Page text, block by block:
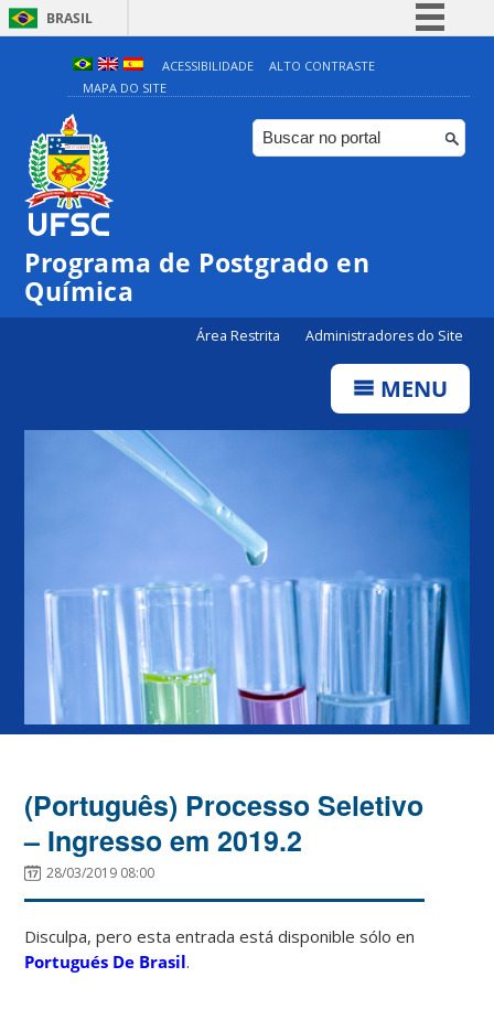
BRASIL
Simplifique!
Comunica BR
Participe
ACESSIBILIDADE
ALTO CONTRASTE
MAPA DO SITE
Programa de Postgrado en
Química
Área Restrita Administradores do Site
MENU
(Português) Processo Seletivo
– Ingresso em 2019.2
28/03/2019 08:00
Disculpa, pero esta entrada está disponible sólo en
Portugués De Brasil.